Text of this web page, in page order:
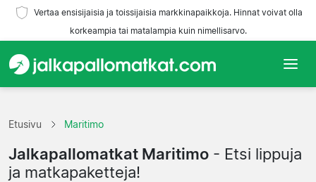
Vertaa ensisijaisia ja toissijaisia markkinapaikkoja. Hinnat voivat olla
korkeampia tai matalampia kuin nimellisarvo.
Joukkueet
Liigat
Etusivu Maritimo
Jalkapallomatkat Maritimo - Etsi lippuja
ja matkapaketteja!